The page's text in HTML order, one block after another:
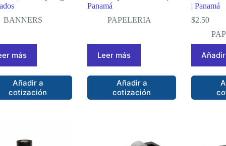
BANNERS
más
Añadir a
cotización
Panamá
PAPELERIA
Leer más
Añadir a
cotización
| Panamá
$2.50